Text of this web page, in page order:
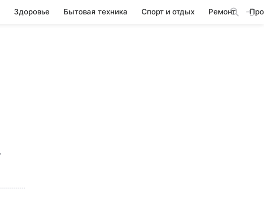
Здоровье Бытовая техника Спорт и отдых Ремонт